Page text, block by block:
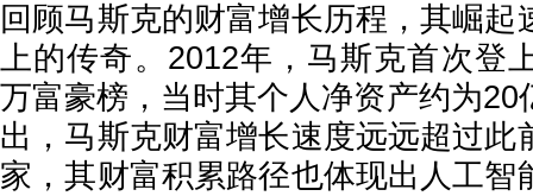
回顾马斯克的财富增长历程，其崛起
上的传奇。2012年，马斯克首次登
万富豪榜，当时其个人净资产约为20
出，马斯克财富增长速度远远超过此
家，其财富积累路径也体现出人工智